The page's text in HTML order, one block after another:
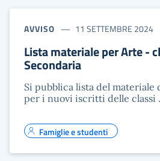
AVVISO 11 SETTEMBRE 2024
Lista materiale per Arte -
Secondaria
Si pubblica lista del materiale
per i nuovi iscritti delle classi
Famiglie e studenti